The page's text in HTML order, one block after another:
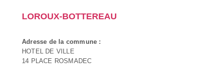
LOROUX-BOTTEREAU
Adresse de la commune :
HOTEL DE VILLE
14 PLACE ROSMADEC